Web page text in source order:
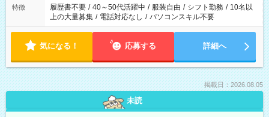
合は応募できません。
特徴 履歴書不要 / 40～50代活躍中 / 服装自由 / シフト勤務 / 10名以
上の大量募集 / 電話対応なし / パソコンスキル不要
気になる！ 応募する 詳細へ
掲載日：2026.08.05
未読